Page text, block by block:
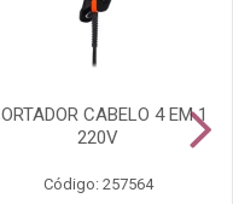
CABELO 4 EM 1
220V
Código: 257564